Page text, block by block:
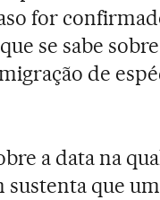
for
se sabe
de
a data na
que